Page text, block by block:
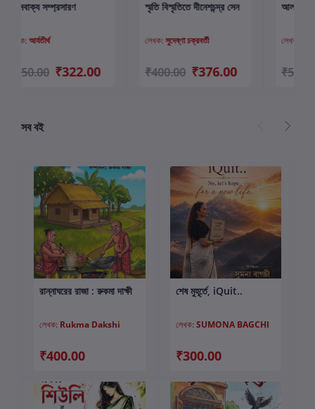
কার্টে যোগ করুন
স্মৃতি বিস্মৃতিতে দীনেশচন্দ্র সেন
লেখক:
₹400.00 ₹376.00
কার্টে যোগ করুন
আলাপ
লেখক:তপশ্রী পাল
₹500.00 ₹467.00
সব বই
কার্টে যোগ করুন
রান্নাঘরের রাজা : রুকমা দাক্ষী
লেখক: Rukma Dakshi
₹400.00
কার্টে যোগ করুন
শেষ মুহূর্তে, iQuit..
লেখক: SUMONA BAGCHI
₹300.00